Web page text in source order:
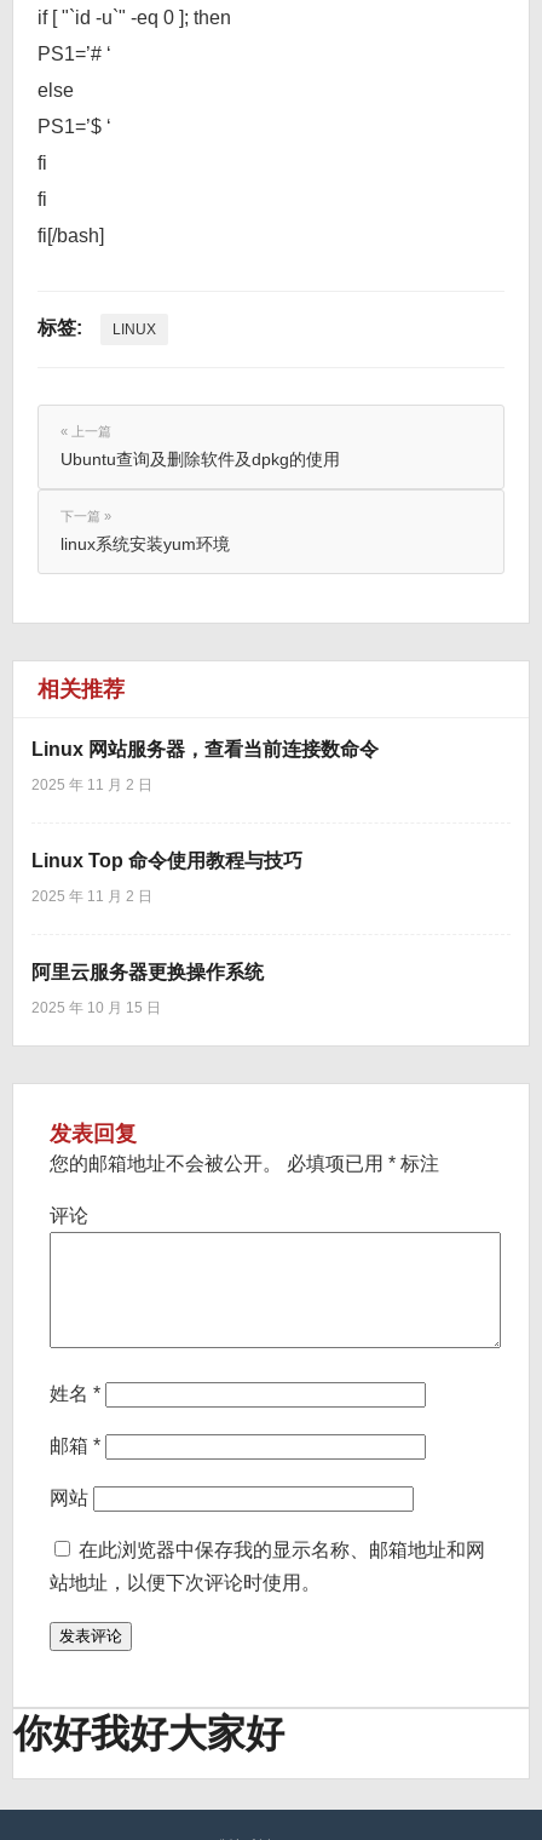
if [ "`id -u`" -eq 0 ]; then
PS1=’# ‘
else
PS1=’$ ‘
fi
fi
fi[/bash]
标签: LINUX
« 上一篇
Ubuntu查询及删除软件及dpkg的使用
下一篇 »
linux系统安装yum环境
相关推荐
Linux 网站服务器，查看当前连接数命令
2025 年 11 月 2 日
Linux Top 命令使用教程与技巧
2025 年 11 月 2 日
阿里云服务器更换操作系统
2025 年 10 月 15 日
发表回复
您的邮箱地址不会被公开。 必填项已用 * 标注
评论
姓名 *
邮箱 *
网站
在此浏览器中保存我的显示名称、邮箱地址和网
站地址，以便下次评论时使用。
你好我好大家好